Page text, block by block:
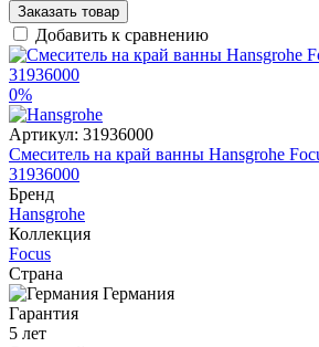
Заказать товар
Добавить к сравнению
0%
Артикул: 31936000
Смеситель на край ванны Hansgrohe
31936000
Бренд
Hansgrohe
Коллекция
Focus
Страна
Германия
Гарантия
5 лет